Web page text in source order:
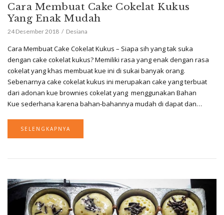
Cara Membuat Cake Cokelat Kukus
Yang Enak Mudah
24 Desember 2018 Desiana
Cara Membuat Cake Cokelat Kukus – Siapa sih yang tak suka
dengan cake cokelat kukus? Memiliki rasa yang enak dengan rasa
cokelat yang khas membuat kue ini di sukai banyak orang.
Sebenarnya cake cokelat kukus ini merupakan cake yang terbuat
dari adonan kue brownies cokelat yang menggunakan Bahan
Kue sederhana karena bahan-bahannya mudah di dapat dan…
SELENGKAPNYA